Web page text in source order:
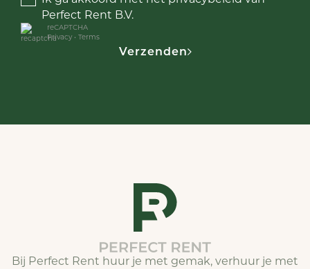
Perfect Rent B.V.
reCAPTCHA
Privacy • Terms
Verzenden
Bij Perfect Rent huur je met gemak, verhuur je met